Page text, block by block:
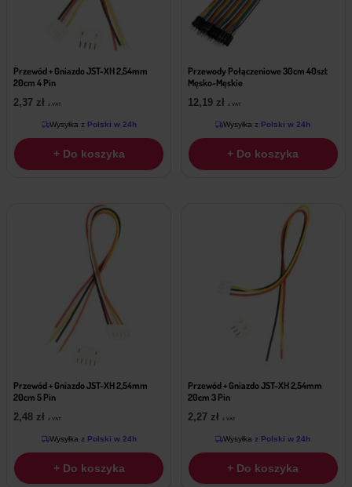
Przewód + Gniazdo JST-XH 2,54mm
20cm 4 Pin
2,37 zł z VAT
Wysyłka z Polski w 24h
+ Do koszyka
Przewody Połączeniowe 30cm 40szt
Męsko-Męskie
12,19 zł z VAT
Wysyłka z Polski w 24h
+ Do koszyka
Przewód + Gniazdo JST-XH 2,54mm
20cm 5 Pin
2,48 zł z VAT
Wysyłka z Polski w 24h
+ Do koszyka
Przewód + Gniazdo JST-XH 2,54mm
20cm 3 Pin
2,27 zł z VAT
Wysyłka z Polski w 24h
+ Do koszyka